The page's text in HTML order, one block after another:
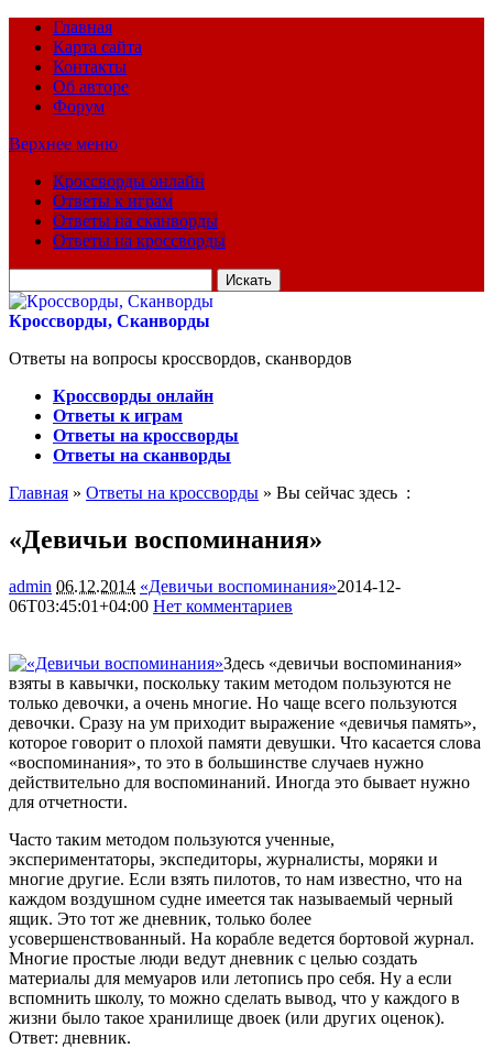
Главная
Карта сайта
Контакты
Об авторе
Форум
Верхнее меню
Кроссворды онлайн
Ответы к играм
Ответы на сканворды
Ответы на кроссворды
для:
Кроссворды, Сканворды
Ответы на вопросы кроссвордов, сканвордов
Кроссворды онлайн
Ответы к играм
Ответы на кроссворды
Ответы на сканворды
Главная » Ответы на кроссворды » Вы сейчас здесь :
«Девичьи воспоминания»
admin 06.12.2014 «Девичьи воспоминания»2014-12-
06T03:45:01+04:00 Нет комментариев
Здесь «девичьи воспоминания»
взяты в кавычки, поскольку таким методом пользуются не
только девочки, а очень многие. Но чаще всего пользуются
девочки. Сразу на ум приходит выражение «девичья память»,
которое говорит о плохой памяти девушки. Что касается слова
«воспоминания», то это в большинстве случаев нужно
действительно для воспоминаний. Иногда это бывает нужно
для отчетности.
Часто таким методом пользуются ученные,
экспериментаторы, экспедиторы, журналисты, моряки и
многие другие. Если взять пилотов, то нам известно, что на
каждом воздушном судне имеется так называемый черный
ящик. Это тот же дневник, только более
усовершенствованный. На корабле ведется бортовой журнал.
Многие простые люди ведут дневник с целью создать
материалы для мемуаров или летопись про себя. Ну а если
вспомнить школу, то можно сделать вывод, что у каждого в
жизни было такое хранилище двоек (или других оценок).
Ответ: дневник.